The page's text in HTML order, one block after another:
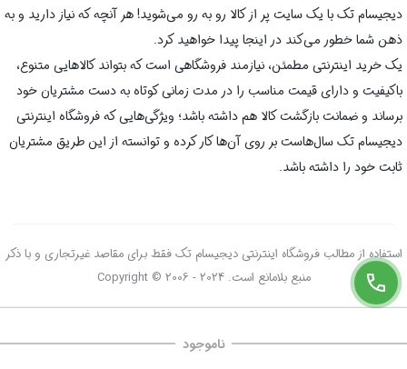
ناموجود
دیجیسام تک با یک سایت پر از کالا رو به رو می‌شوید! هر آنچه که نیاز دارید و به
ذهن شما خطور می‌کند در اینجا پیدا خواهید کرد.
یک خرید اینترنتی مطمئن، نیازمند فروشگاهی است که بتواند کالاهایی متنوع،
باکیفیت و دارای قیمت مناسب را در مدت زمانی کوتاه به دست مشتریان خود
برساند و ضمانت بازگشت کالا هم داشته باشد؛ ویژگی‌هایی که فروشگاه اینترنتی
دیجیسام تک سال‌هاست بر روی آن‌ها کار کرده و توانسته از این طریق مشتریان
ثابت خود را داشته باشد.
استفاده از مطالب فروشگاه اینترنتی دیجیسام تک فقط برای مقاصد غیرتجاری و با ذکر
منبع بلامانع است. Copyright © 2006 - 2024